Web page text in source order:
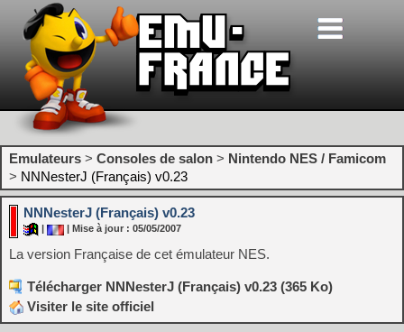
Emulateurs > Consoles de salon > Nintendo NES / Famicom
> NNNesterJ (Français) v0.23
NNNesterJ (Français) v0.23
| Mise à jour : 05/05/2007
La version Française de cet émulateur NES.
Télécharger NNNesterJ (Français) v0.23 (365 Ko)
Visiter le site officiel